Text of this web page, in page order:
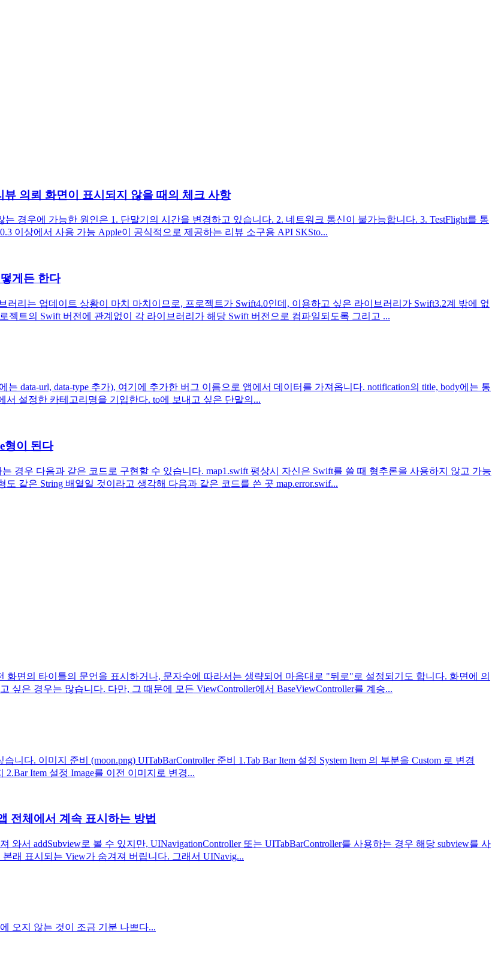
뷰 의뢰 화면이 표시되지 않을 때의 체크 사항
는 경우에 가능한 원인은 1. 단말기의 시간을 변경하고 있습니다. 2. 네트워크 통신이 불가능합니다. 3. TestFlight를 통
이상에서 사용 가능 Apple이 공식적으로 제공하는 리뷰 소구용 API SKSto...
게든 한다
러리는 업데이트 상황이 마치 마치이므로, 프로젝트가 Swift4.0인데, 이용하고 싶은 라이브러리가 Swift3.2계 밖에 없
젝트의 Swift 버전에 관계없이 각 라이브러리가 해당 Swift 버전으로 컴파일되도록 그리고 ...
data-url, data-type 추가), 여기에 추가한 버그 이름으로 앱에서 데이터를 가져옵니다. notification의 title, body에는 통
설정한 카테고리명을 기입한다. to에 보내고 싶은 단말의...
형이 된다
경우 다음과 같은 코드로 구현할 수 있습니다. map1.swift 평상시 자신은 Swift를 쓸 때 형추론을 사용하지 않고 가능
같은 String 배열일 것이라고 생각해 다음과 같은 코드를 쓴 곳 map.error.swif...
화면의 타이틀의 문언을 표시하거나, 문자수에 따라서는 생략되어 마음대로 "뒤로"로 설정되기도 합니다. 화면에 의
은 경우는 많습니다. 다만, 그 때문에 모든 ViewController에서 BaseViewController를 계승...
다. 이미지 준비 (moon.png) UITabBarController 준비 1.Tab Bar Item 설정 System Item 의 부분을 Custom 로 변경
Item 설정 Image를 이전 이미지로 변경...
전체에서 계속 표시하는 방법
서 addSubview로 볼 수 있지만, UINavigationController 또는 UITabBarController를 사용하는 경우 해당 subview를 사
래 표시되는 View가 숨겨져 버립니다. 그래서 UINavig...
오지 않는 것이 조금 기분 나쁘다...